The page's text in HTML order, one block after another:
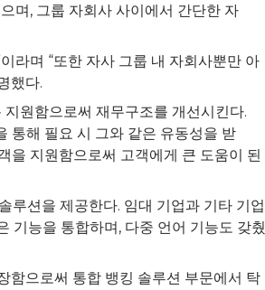
며, 그룹 자회사 사이에서 간단한 자
라며 “또한 자사 그룹 내 자회사뿐만 아
했다.
원함으로써 재무구조를 개선시킨다.
통해 필요 시 그와 같은 유동성을 받
을 지원함으로써 고객에게 큰 도움이 된
션을 제공한다. 임대 기업과 기타 기업
기능을 통합하며, 다중 언어 기능도 갖췄
으로써 통합 뱅킹 솔루션 부문에서 탁